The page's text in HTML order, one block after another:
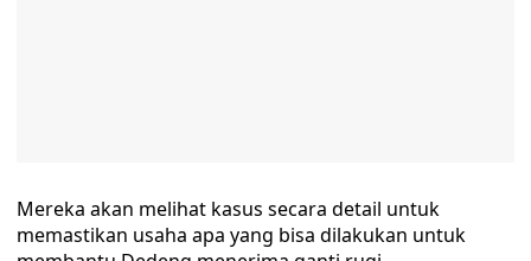
Mereka akan melihat kasus secara detail untuk
memastikan usaha apa yang bisa dilakukan untuk